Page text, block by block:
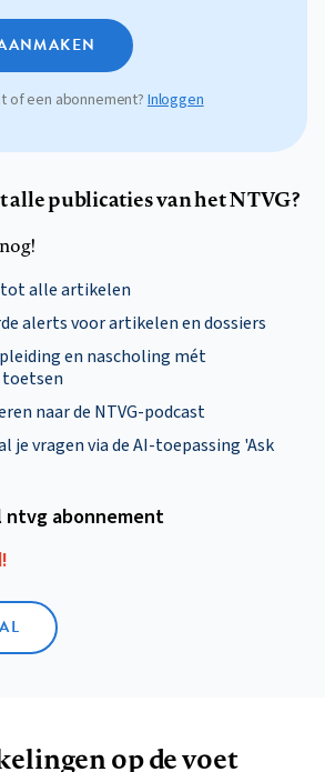
of een abonnement?Inloggen
alle publicaties van het NTVG?
alle artikelen
alerts voor artikelen en dossiers
en nascholing mét
toetsen
naar de NTVG-podcast
je vragen via de AI-toepassing 'Ask
ntvg abonnement
op de voet